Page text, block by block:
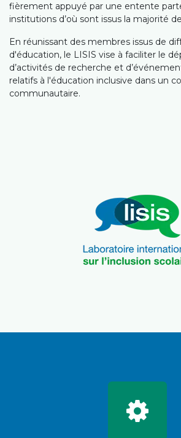
fièrement appuyé par une entente
institutions d’où sont issus la majorité
En réunissant des membres issus de
d'éducation, le LISIS vise à faciliter le
d’activités de recherche et
relatifs à l'éducation inclusive dans un
communautaire.